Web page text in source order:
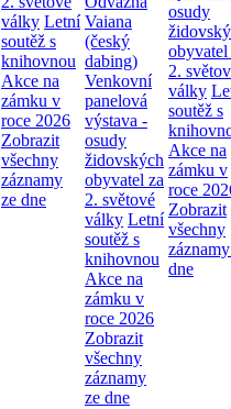
války Letní
soutěž s
knihovnou
Akce na
zámku v
roce 2026
Zobrazit
všechny
záznamy
ze dne
Vaiana
(český
dabing)
Venkovní
panelová
výstava -
osudy
židovských
obyvatel za
2. světové
války Letní
soutěž s
knihovnou
Akce na
zámku v
roce 2026
Zobrazit
všechny
záznamy
ze dne
osudy
obyvatel
2.
války
soutěž s
Akce na
zámku v
roce
Zobrazit
všechny
dne